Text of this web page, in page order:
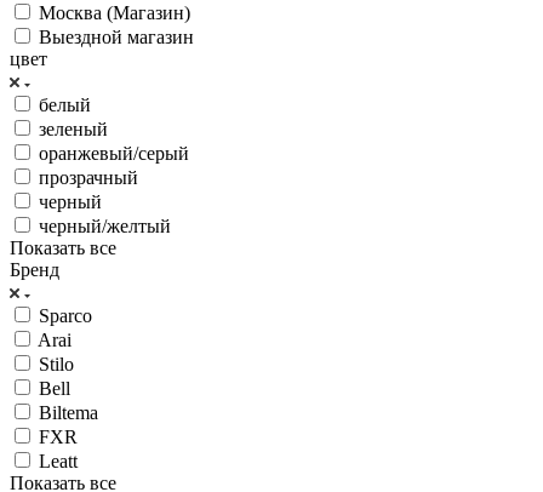
Москва (Магазин)
Выездной магазин
цвет
белый
зеленый
оранжевый/серый
прозрачный
черный
черный/желтый
Показать все
Бренд
Sparco
Arai
Stilo
Bell
Biltema
FXR
Leatt
Показать все